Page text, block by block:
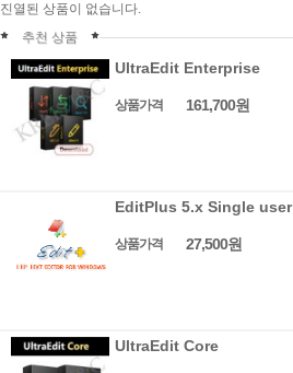
진열된 상품이 없습니다.
추천 상품
UltraEdit Enterprise
상품가격 161,700원
EditPlus 5.x Single user
상품가격 27,500원
UltraEdit Core